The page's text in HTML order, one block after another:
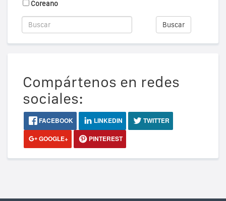
Coreano
Buscar
Compártenos en redes
sociales:
FACEBOOK LINKEDIN
TWITTER
GOOGLE+
PINTEREST